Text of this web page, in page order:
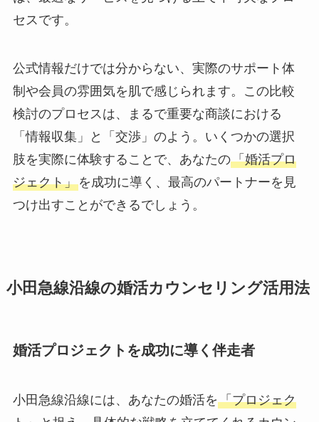
セスです。
公式情報だけでは分からない、実際のサポート体
制や会員の雰囲気を肌で感じられます。この比較
検討のプロセスは、まるで重要な商談における
「情報収集」と「交渉」のよう。いくつかの選択
肢を実際に体験することで、あなたの「婚活プロ
ジェクト」を成功に導く、最高のパートナーを見
つけ出すことができるでしょう。
小田急線沿線の婚活カウンセリング活用法
婚活プロジェクトを成功に導く伴走者
小田急線沿線には、あなたの婚活を「プロジェク